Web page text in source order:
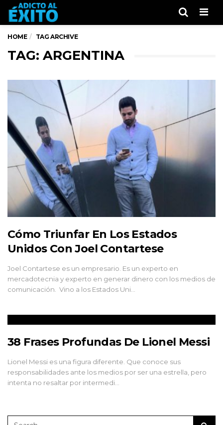
HOME TAG ARCHIVE
TAG: ARGENTINA
Cómo Triunfar En Los Estados
Unidos Con Joel Contartese
Joel Contartese es un empresario. Es un experto en
mercadotecnia y experto en generar dinero con los medios de
comunicación. Vino a los Estados Uni…
38 Frases Profundas De Lionel Messi
Lionel Messi es una figura diferente. Que conoce sus
responsabilidades ante los medios por ser una estrella, pero
intenta no resaltar por intermedi…